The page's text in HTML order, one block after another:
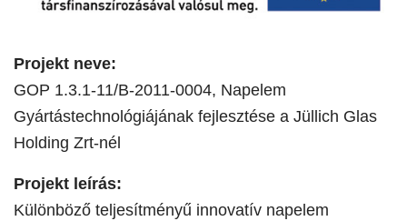
Projekt neve:
GOP 1.3.1-11/B-2011-0004, Napelem
Gyártástechnológiájának fejlesztése a Jüllich Glas
Holding Zrt-nél
Projekt leírás:
Különböző teljesítményű innovatív napelem